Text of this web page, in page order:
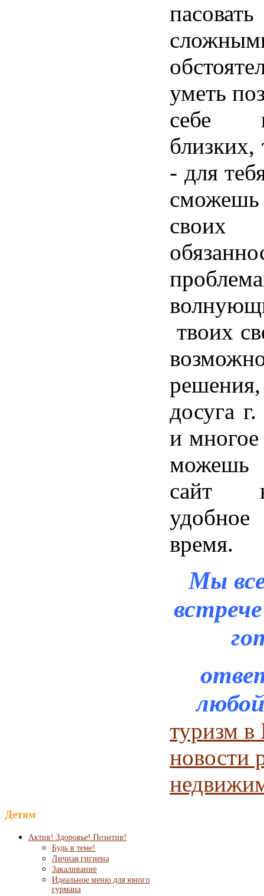
уметь
себе
- для
своих
твоих
досуга
и
сайт
время.
Мы
туризм в
новости
Детям
Актив! Здоровье! Позитив!
Будь в теме!
Личная гигиена
Закаливание
Идеальное меню для юного
гурмана